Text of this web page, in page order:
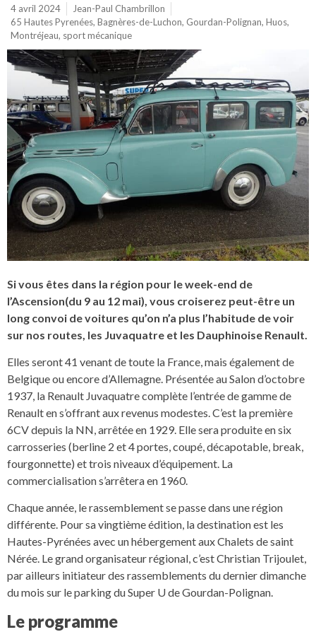
4 avril 2024
Jean-Paul Chambrillon
65 Hautes Pyrenées, Bagnères-de-Luchon, Gourdan-Polignan, Huos,
Montréjeau, sport mécanique
Si vous êtes dans la région pour le week-end de
l’Ascension(du 9 au 12 mai), vous croiserez peut-être un
long convoi de voitures qu’on n’a plus l’habitude de voir
sur nos routes, les Juvaquatre et les Dauphinoise Renault.
Elles seront 41 venant de toute la France, mais également de
Belgique ou encore d’Allemagne. Présentée au Salon d’octobre
1937, la Renault Juvaquatre complète l’entrée de gamme de
Renault en s’offrant aux revenus modestes. C’est la première
6CV depuis la NN, arrêtée en 1929. Elle sera produite en six
carrosseries (berline 2 et 4 portes, coupé, décapotable, break,
fourgonnette) et trois niveaux d’équipement. La
commercialisation s’arrêtera en 1960.
Chaque année, le rassemblement se passe dans une région
différente. Pour sa vingtième édition, la destination est les
Hautes-Pyrénées avec un hébergement aux Chalets de saint
Nérée. Le grand organisateur régional, c’est Christian Trijoulet,
par ailleurs initiateur des rassemblements du dernier dimanche
du mois sur le parking du Super U de Gourdan-Polignan.
Le programme